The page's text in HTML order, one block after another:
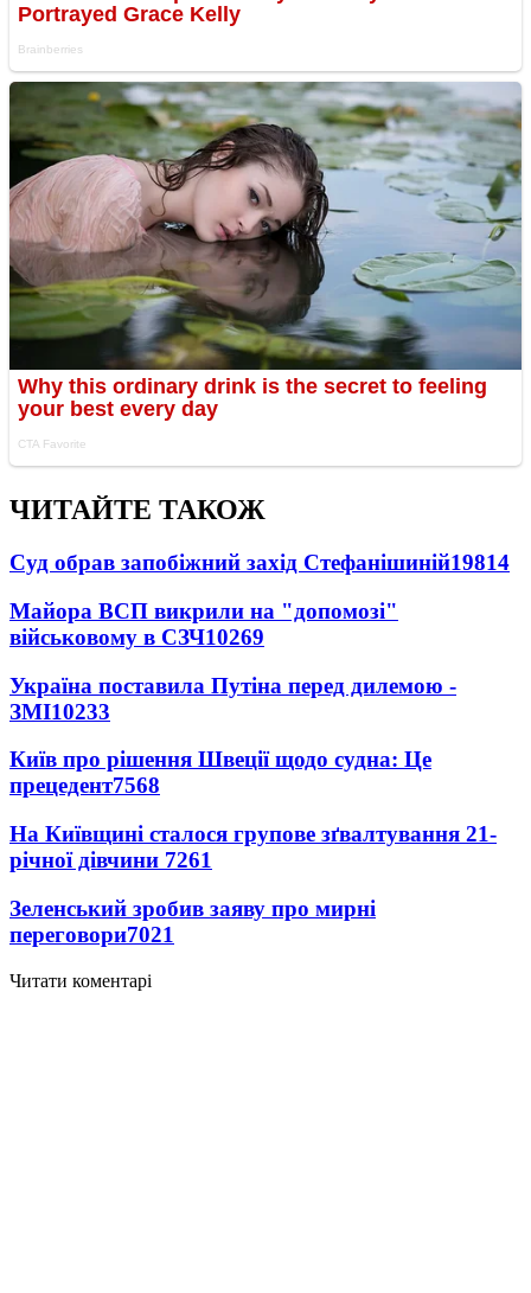
ЧИТАЙТЕ ТАКОЖ
Суд обрав запобіжний захід Стефанішиній19814
Майора ВСП викрили на "допомозі"
військовому в СЗЧ10269
Україна поставила Путіна перед дилемою -
ЗМІ10233
Київ про рішення Швеції щодо судна: Це
прецедент7568
На Київщині сталося групове зґвалтування 21-
річної дівчини 7261
Зеленський зробив заяву про мирні
переговори7021
Читати коментарі